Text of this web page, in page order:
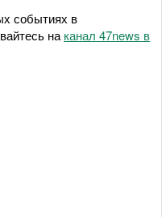
событиях в
на канал 47news в